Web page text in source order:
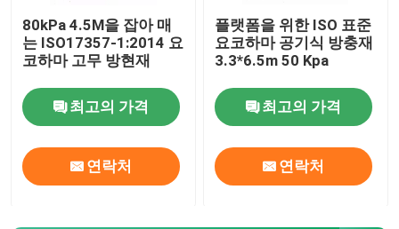
80kPa 4.5M을 잡아 매
는 ISO17357-1:2014 요
코하마 고무 방현재
최고의 가격
연락처
플랫폼을 위한 ISO 표준
요코하마 공기식 방충재
3.3*6.5m 50 Kpa
최고의 가격
연락처